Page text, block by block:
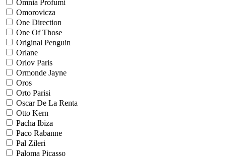
Omnia Profumi
Omorovicza
One Direction
One Of Those
Original Penguin
Orlane
Orlov Paris
Ormonde Jayne
Oros
Orto Parisi
Oscar De La Renta
Otto Kern
Pacha Ibiza
Paco Rabanne
Pal Zileri
Paloma Picasso